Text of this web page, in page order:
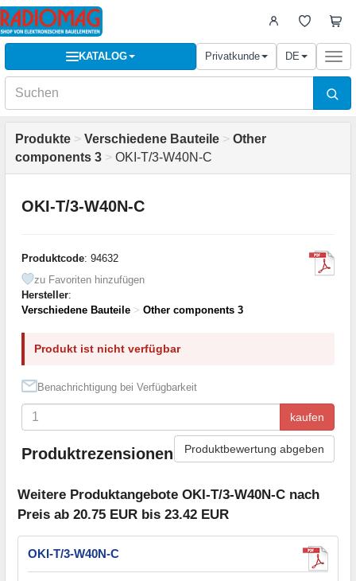
KATALOG Privatkunde DE
Produkte > Verschiedene Bauteile > Other
components 3 > OKI-T/3-W40N-C
OKI-T/3-W40N-C
Produktcode: 94632
zu Favoriten hinzufügen
Hersteller:
Verschiedene Bauteile > Other components 3
Produkt ist nicht verfügbar
Benachrichtigung bei Verfügbarkeit
kaufen
Produktrezensionen Produktbewertung abgeben
Weitere Produktangebote OKI-T/3-W40N-C nach
Preis ab 20.75 EUR bis 23.42 EUR
OKI-T/3-W40N-C